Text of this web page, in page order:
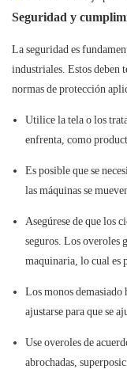
Seguridad y
La seguridad es
industriales. Estos deben
normas de protección
Utilice la tela o los
enfrenta, como
Es posible que se
las máquinas se
Asegúrese de que los
seguros. Los overoles
maquinaria, lo cual es
Los monos demasiado
ajustarse para que se
Use overoles de
abrochadas,